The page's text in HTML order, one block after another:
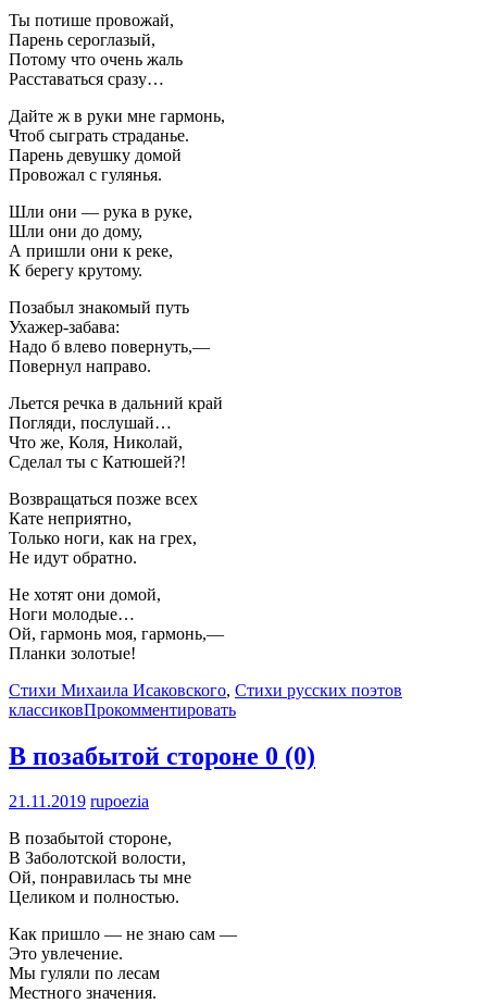
Ты потише провожай,
Парень сероглазый,
Потому что очень жаль
Расставаться сразу…
Дайте ж в руки мне гармонь,
Чтоб сыграть страданье.
Парень девушку домой
Провожал с гулянья.
Шли они — рука в руке,
Шли они до дому,
А пришли они к реке,
К берегу крутому.
Позабыл знакомый путь
Ухажер-забава:
Надо б влево повернуть,—
Повернул направо.
Льется речка в дальний край
Погляди, послушай…
Что же, Коля, Николай,
Сделал ты с Катюшей?!
Возвращаться позже всех
Кате неприятно,
Только ноги, как на грех,
Не идут обратно.
Не хотят они домой,
Ноги молодые…
Ой, гармонь моя, гармонь,—
Планки золотые!
Стихи Михаила Исаковского, Стихи русских поэтов
классиковПрокомментировать
В позабытой стороне 0 (0)
21.11.2019 rupoezia
В позабытой стороне,
В Заболотской волости,
Ой, понравилась ты мне
Целиком и полностью.
Как пришло — не знаю сам —
Это увлечение.
Мы гуляли по лесам
Местного значения.